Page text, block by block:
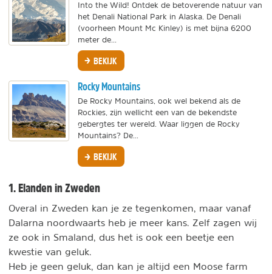
Into the Wild! Ontdek de betoverende natuur van
het Denali National Park in Alaska. De Denali
(voorheen Mount Mc Kinley) is met bijna 6200
meter de...
BEKIJK
Rocky Mountains
De Rocky Mountains, ook wel bekend als de
Rockies, zijn wellicht een van de bekendste
gebergtes ter wereld. Waar liggen de Rocky
Mountains? De...
BEKIJK
1. Elanden in Zweden
Overal in Zweden kan je ze tegenkomen, maar vanaf
Dalarna noordwaarts heb je meer kans. Zelf zagen wij
ze ook in Smaland, dus het is ook een beetje een
kwestie van geluk.
Heb je geen geluk, dan kan je altijd een Moose farm